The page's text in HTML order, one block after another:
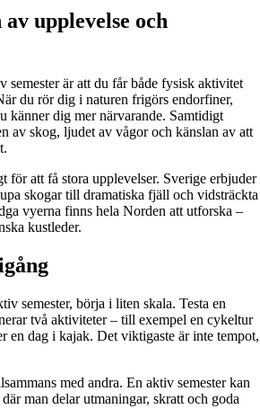
upplevelse och
semester är att du får både fysisk aktivitet
du rör dig i naturen frigörs endorfiner,
känner dig mer närvarande. Samtidigt
av skog, ljudet av vågor och känslan av att
för att få stora upplevelser. Sverige erbjuder
skogar till dramatiska fjäll och vidsträckta
vyerna finns hela Norden att utforska –
kustleder.
semester, börja i liten skala. Testa en
två aktiviteter – till exempel en cykeltur
en dag i kajak. Det viktigaste är inte tempot,
med andra. En aktiv semester kan
man delar utmaningar, skratt och goda